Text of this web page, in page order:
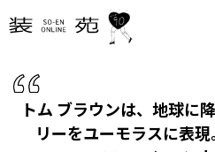
トム ブラウンは、地球に
リーをユーモラスに表